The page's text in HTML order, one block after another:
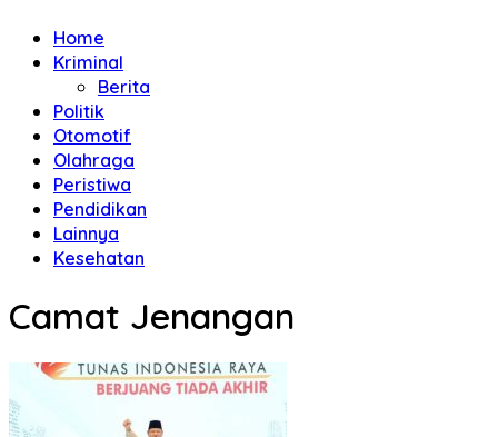
Home
Kriminal
Berita
Politik
Otomotif
Olahraga
Peristiwa
Pendidikan
Lainnya
Kesehatan
Camat Jenangan